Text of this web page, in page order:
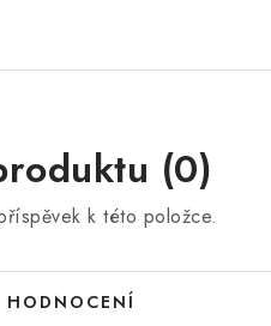
(0)
k této položce.
HODNOCENÍ